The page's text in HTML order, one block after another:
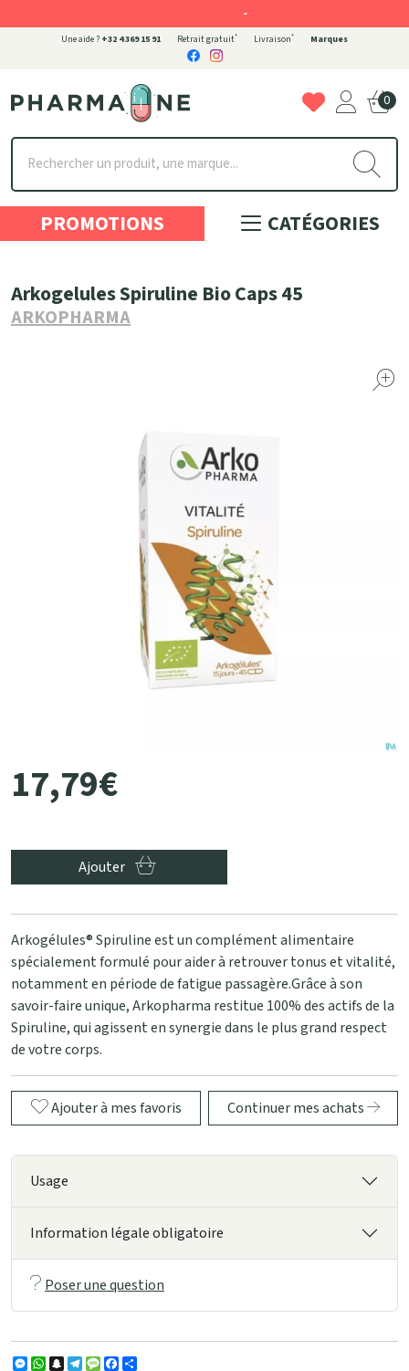
Une aide ? +32 4 369 15 91 Retrait gratuit* Livraison* Marques
Pharmaone Votre pharmacie en ligne à votre service
0
PROMOTIONS CATÉGORIES
Arkogelules Spiruline Bio Caps 45
ARKOPHARMA
17,79€
Ajouter
Arkogélules® Spiruline est un complément alimentaire
spécialement formulé pour aider à retrouver tonus et vitalité,
notamment en période de fatigue passagère.Grâce à son
savoir-faire unique, Arkopharma restitue 100% des actifs de la
Spiruline, qui agissent en synergie dans le plus grand respect
de votre corps.
Ajouter à mes favoris Continuer mes achats
Usage
Information légale obligatoire
Poser une question
Messenger
WhatsApp
Snapchat
Telegram
MessageFacebook